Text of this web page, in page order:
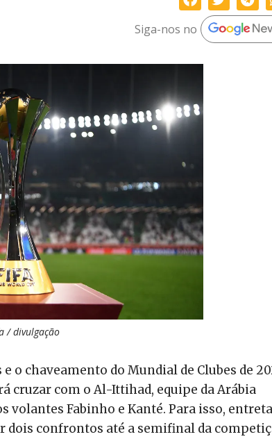
Siga-nos no
/ divulgação
chaveamento do Mundial de Clubes de
cruzar com o Al-Ittihad, equipe da Arábia
volantes Fabinho e Kanté. Para isso,
dois confrontos até a semifinal da